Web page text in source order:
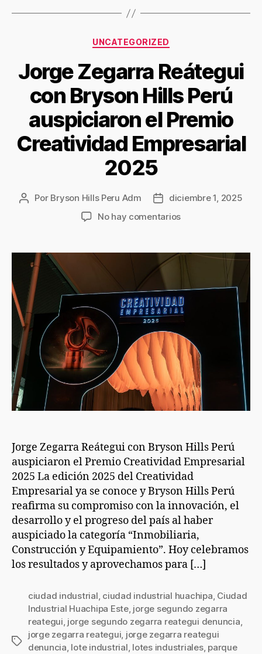
UNCATEGORIZED
Jorge Zegarra Reátegui
con Bryson Hills Perú
auspiciaron el Premio
Creatividad Empresarial
2025
Por Bryson Hills Peru Adm
diciembre 1, 2025
No hay comentarios
Jorge Zegarra Reátegui con Bryson Hills Perú
auspiciaron el Premio Creatividad Empresarial
2025 La edición 2025 del Creatividad
Empresarial ya se conoce y Bryson Hills Perú
reafirma su compromiso con la innovación, el
desarrollo y el progreso del país al haber
auspiciado la categoría “Inmobiliaria,
Construcción y Equipamiento”. Hoy celebramos
los resultados y aprovechamos para […]
ciudad industrial, ciudad industrial huachipa, Ciudad
Industrial Huachipa Este, jorge segundo zegarra
reategui, jorge segundo zegarra reategui denuncia,
jorge zegarra reategui, jorge zegarra reategui
denuncia, lote industrial, lotes industriales, parque